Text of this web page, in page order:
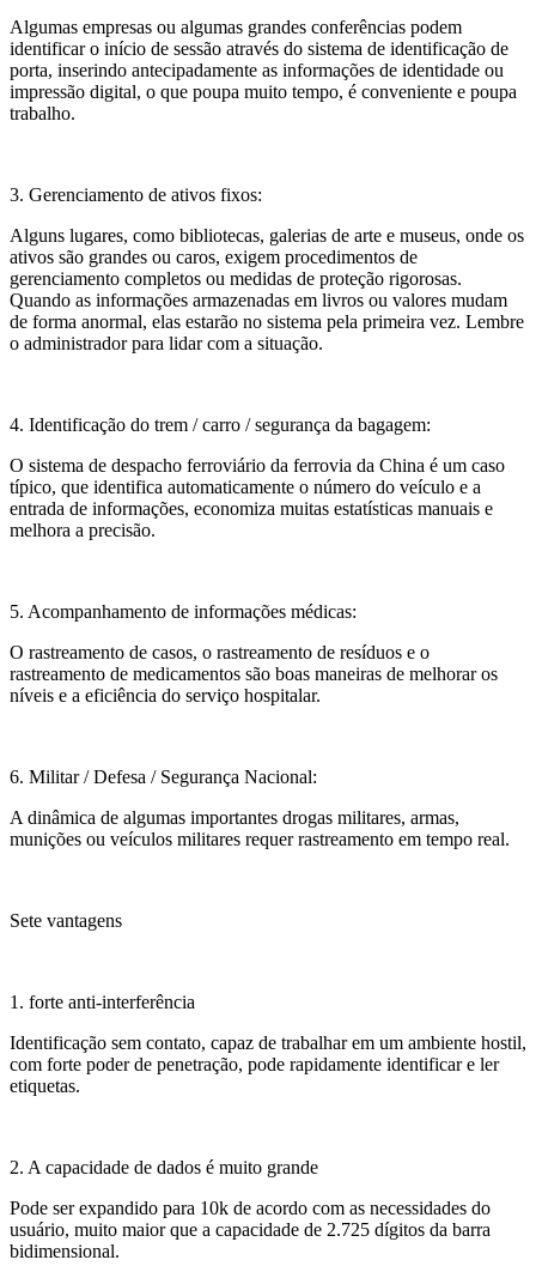
Algumas empresas ou algumas grandes conferências podem
identificar o início de sessão através do sistema de identificação de
porta, inserindo antecipadamente as informações de identidade ou
impressão digital, o que poupa muito tempo, é conveniente e poupa
trabalho.
3. Gerenciamento de ativos fixos:
Alguns lugares, como bibliotecas, galerias de arte e museus, onde os
ativos são grandes ou caros, exigem procedimentos de
gerenciamento completos ou medidas de proteção rigorosas.
Quando as informações armazenadas em livros ou valores mudam
de forma anormal, elas estarão no sistema pela primeira vez. Lembre
o administrador para lidar com a situação.
4. Identificação do trem / carro / segurança da bagagem:
O sistema de despacho ferroviário da ferrovia da China é um caso
típico, que identifica automaticamente o número do veículo e a
entrada de informações, economiza muitas estatísticas manuais e
melhora a precisão.
5. Acompanhamento de informações médicas:
O rastreamento de casos, o rastreamento de resíduos e o
rastreamento de medicamentos são boas maneiras de melhorar os
níveis e a eficiência do serviço hospitalar.
6. Militar / Defesa / Segurança Nacional:
A dinâmica de algumas importantes drogas militares, armas,
munições ou veículos militares requer rastreamento em tempo real.
Sete vantagens
1. forte anti-interferência
Identificação sem contato, capaz de trabalhar em um ambiente hostil,
com forte poder de penetração, pode rapidamente identificar e ler
etiquetas.
2. A capacidade de dados é muito grande
Pode ser expandido para 10k de acordo com as necessidades do
usuário, muito maior que a capacidade de 2.725 dígitos da barra
bidimensional.